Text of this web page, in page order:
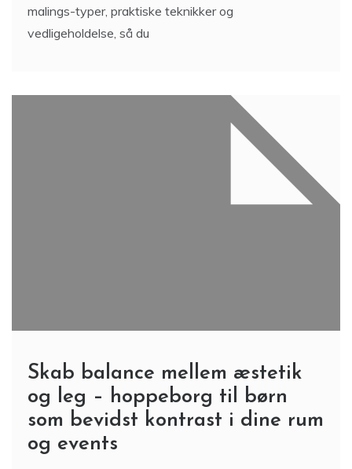
malings-typer, praktiske teknikker og
vedligeholdelse, så du
Skab balance mellem æstetik
og leg – hoppeborg til børn
som bevidst kontrast i dine rum
og events